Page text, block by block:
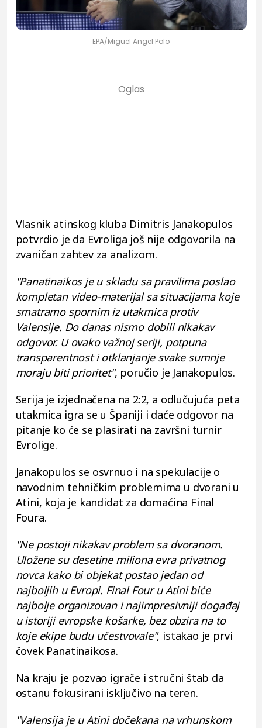
EPA/Miguel Angel Polo
Vlasnik atinskog kluba Dimitris Janakopulos
potvrdio je da Evroliga još nije odgovorila na
zvaničan zahtev za analizom.
"Panatinaikos je u skladu sa pravilima poslao
kompletan video-materijal sa situacijama koje
smatramo spornim iz utakmica protiv
Valensije. Do danas nismo dobili nikakav
odgovor. U ovako važnoj seriji, potpuna
transparentnost i otklanjanje svake sumnje
moraju biti prioritet", poručio je Janakopulos.
Serija je izjednačena na 2:2, a odlučujuća peta
utakmica igra se u Španiji i daće odgovor na
pitanje ko će se plasirati na završni turnir
Evrolige.
Janakopulos se osvrnuo i na spekulacije o
navodnim tehničkim problemima u dvorani u
Atini, koja je kandidat za domaćina Final
Foura.
"Ne postoji nikakav problem sa dvoranom.
Uložene su desetine miliona evra privatnog
novca kako bi objekat postao jedan od
najboljih u Evropi. Final Four u Atini biće
najbolje organizovan i najimpresivniji događaj
u istoriji evropske košarke, bez obzira na to
koje ekipe budu učestvovale", istakao je prvi
čovek Panatinaikosa.
Na kraju je pozvao igrače i stručni štab da
ostanu fokusirani isključivo na teren.
"Valensija je u Atini dočekana na vrhunskom